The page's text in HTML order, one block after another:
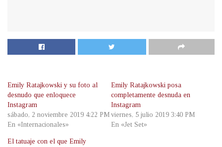
Emily Ratajkowski y su foto al
desnudo que enloquece
Instagram
sábado, 2 noviembre 2019 4:22 PM
En «Internacionales»
Emily Ratajkowski posa
completamente desnuda en
Instagram
viernes, 5 julio 2019 3:40 PM
En «Jet Set»
El tatuaje con el que Emily